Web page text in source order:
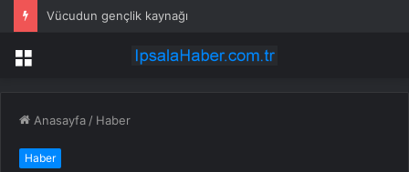
Vücudun gençlik kaynağı
Menü
Anasayfa / Haber
Haber